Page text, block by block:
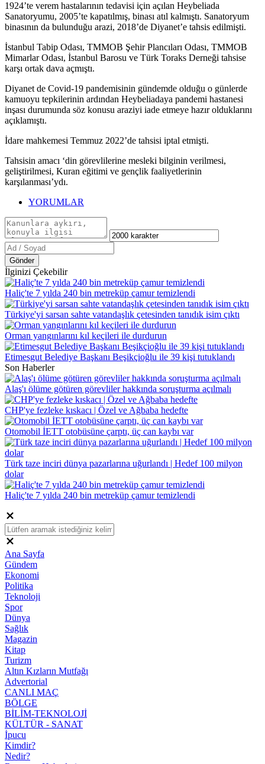
1924’te verem hastalarının tedavisi için açılan Heybeliada
Sanatoryumu, 2005’te kapatılmış, binası atıl kalmıştı. Sanatoryum
binasının da bulunduğu arazi, 2018’de Diyanet’e tahsis edilmişti.
İstanbul Tabip Odası, TMMOB Şehir Plancıları Odası, TMMOB
Mimarlar Odası, İstanbul Barosu ve Türk Toraks Derneği tahsise
karşı ortak dava açmıştı.
Diyanet de Covid-19 pandemisinin gündemde olduğu o günlerde
kamuoyu tepkilerinin ardından Heybeliadaya pandemi hastanesi
inşası durumunda söz konusu araziyi iade etmeye hazır olduklarını
açıklamıştı.
İdare mahkemesi Temmuz 2022’de tahsisi iptal etmişti.
Tahsisin amacı ‘din görevlilerine mesleki bilginin verilmesi,
geliştirilmesi, Kuran eğitimi ve gençlik faaliyetlerinin
karşılanması’ydı.
YORUMLAR
Gönder
İlginizi Çekebilir
Haliç'te 7 yılda 240 bin metreküp çamur temizlendi
Türkiye'yi sarsan sahte vatandaşlık çetesinden tanıdık isim çıktı
Orman yangınlarını kıl keçileri ile durdurun
Etimesgut Belediye Başkanı Beşikçioğlu ile 39 kişi tutuklandı
Son Haberler
Alaş'ı ölüme götüren görevliler hakkında soruşturma açılmalı
CHP'ye fezleke kıskacı | Özel ve Ağbaba hedefte
Otomobil İETT otobüsüne çarptı, üç can kaybı var
Türk taze inciri dünya pazarlarına uğurlandı | Hedef 100 milyon
dolar
Haliç'te 7 yılda 240 bin metreküp çamur temizlendi
Ana Sayfa
Gündem
Ekonomi
Politika
Teknoloji
Spor
Dünya
Sağlık
Magazin
Kitap
Turizm
Altın Kızların Mutfağı
Advertorial
CANLI MAÇ
BÖLGE
BİLİM-TEKNOLOJİ
KÜLTÜR - SANAT
İpucu
Kimdir?
Nedir?